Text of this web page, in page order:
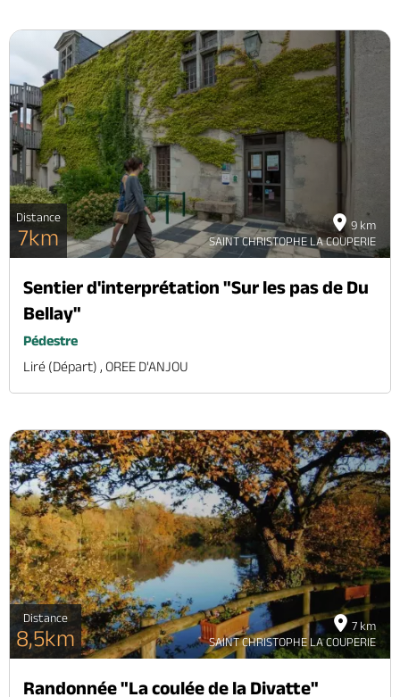
9 km
SAINT CHRISTOPHE LA COUPERIE
Distance
7km
Sentier d'interprétation "Sur les pas de Du
Bellay"
Pédestre
Liré (départ) , OREE D'ANJOU
7 km
SAINT CHRISTOPHE LA COUPERIE
Distance
8,5km
Randonnée "La coulée de la Divatte"